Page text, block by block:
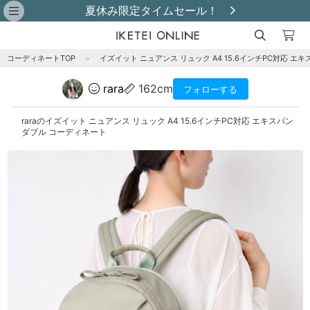
夏休み限定タイムセール！
コーディネートTOP ＞ イズイット ニュアンス リュック A4 15.6インチPC対応 エキ
rara 162cm フォローする
raraのイズイット ニュアンス リュック A4 15.6インチPC対応 エキスパン
ダブル コーディネート